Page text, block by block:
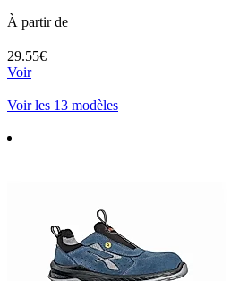
À partir de
29.55€
Voir
Voir les 13 modèles